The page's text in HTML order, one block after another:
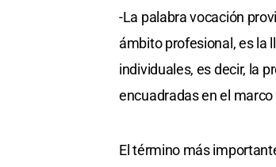
-La palabra vocación
ámbito profesional, es la
individuales, es decir, la
encuadradas en el
El término más